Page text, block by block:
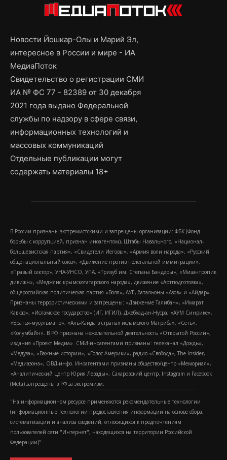
Новости Йошкар-Олы и Марий Эл,
интересное в России и мире - ИА
МедиаПоток
Свидетельство о регистрации СМИ
ИА № ФС 77 - 82389 от 30 декабря
2021 года выдано Федеральной
службы по надзору в сфере связи,
информационных технологий и
массовых коммуникаций
Отдельные публикации могут
содержать материалы 18+
В России признаны экстремистскими и запрещены организации: ФБК (Фонд
борьбы с коррупцией, признан иноагентом), Штабы Навального, «Национал-
большевистская партия», «Свидетели Иеговы», «Армия воли народа», «Русский
общенациональный союз», «Движение против нелегальной иммиграции»,
«Правый сектор», УНА-УНСО, УПА, «Тризуб им. Степана Бандеры», «Мизантропик
дивижн», «Меджлис крымскотатарского народа», движение «Артподготовка»,
общероссийская политическая партия «Воля», АУЕ, батальоны «Азов» и «Айдар».
Признаны террористическими и запрещены: «Движение Талибан», «Имарат
Кавказ», «Исламское государство» (ИГ, ИГИЛ), Джебхад-ан-Нусра, «АУМ Синрике»,
«Братья-мусульмане», «Аль-Каида в странах исламского Магриба», «Сеть»,
«Колумбайн». В РФ признана нежелательной деятельность «Открытой России»,
издания «Проект Медиа». СМИ-иноагентами признаны: телеканал «Дождь»,
«Медуза», «Важные истории», «Голос Америки», радио «Свобода», The Insider,
«Медиазона», ОВД-инфо. Иноагентами признаны общество/центр «Мемориал»,
«Аналитический Центр Юрия Левады», Сахаровский центр. Instagram и Facebook
(Metа) запрещены в РФ за экстремизм.
"На информационном ресурсе применяются рекомендательные технологии
(информационные технологии предоставления информации на основе сбора,
систематизации и анализа сведений, относящихся к предпочтениям
пользователей сети "Интернет", находящихся на территории Российской
Федерации)".